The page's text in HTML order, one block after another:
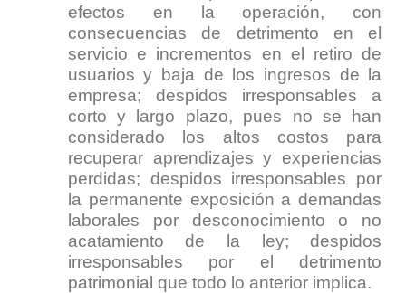
efectos en la operación, con
consecuencias de detrimento en el
servicio e incrementos en el retiro de
usuarios y baja de los ingresos de la
empresa; despidos irresponsables a
corto y largo plazo, pues no se han
considerado los altos costos para
recuperar aprendizajes y experiencias
perdidas; despidos irresponsables por
la permanente exposición a demandas
laborales por desconocimiento o no
acatamiento de la ley; despidos
irresponsables por el detrimento
patrimonial que todo lo anterior implica.